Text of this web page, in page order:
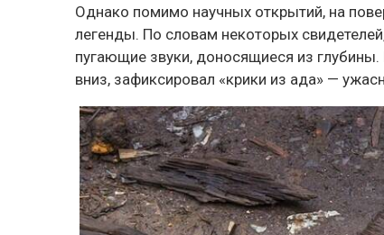
Однако помимо научных открытий, на
легенды. По словам некоторых
пугающие звуки, доносящиеся из
вниз, зафиксировал «крики из ада» —